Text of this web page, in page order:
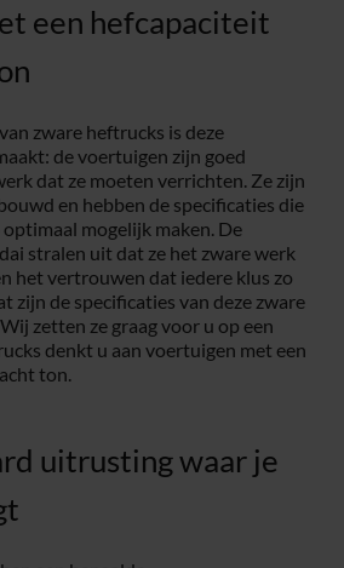
een hefcapaciteit
zware heftrucks is deze
de voertuigen zijn goed
dat ze moeten verrichten. Ze zijn
en hebben de specificaties die
mogelijk maken. De
stralen uit dat ze het zware werk
het vertrouwen dat iedere klus zo
zijn de specificaties van deze zware
zetten ze graag voor u op een
denkt u aan voertuigen met een
ton.
uitrusting waar je